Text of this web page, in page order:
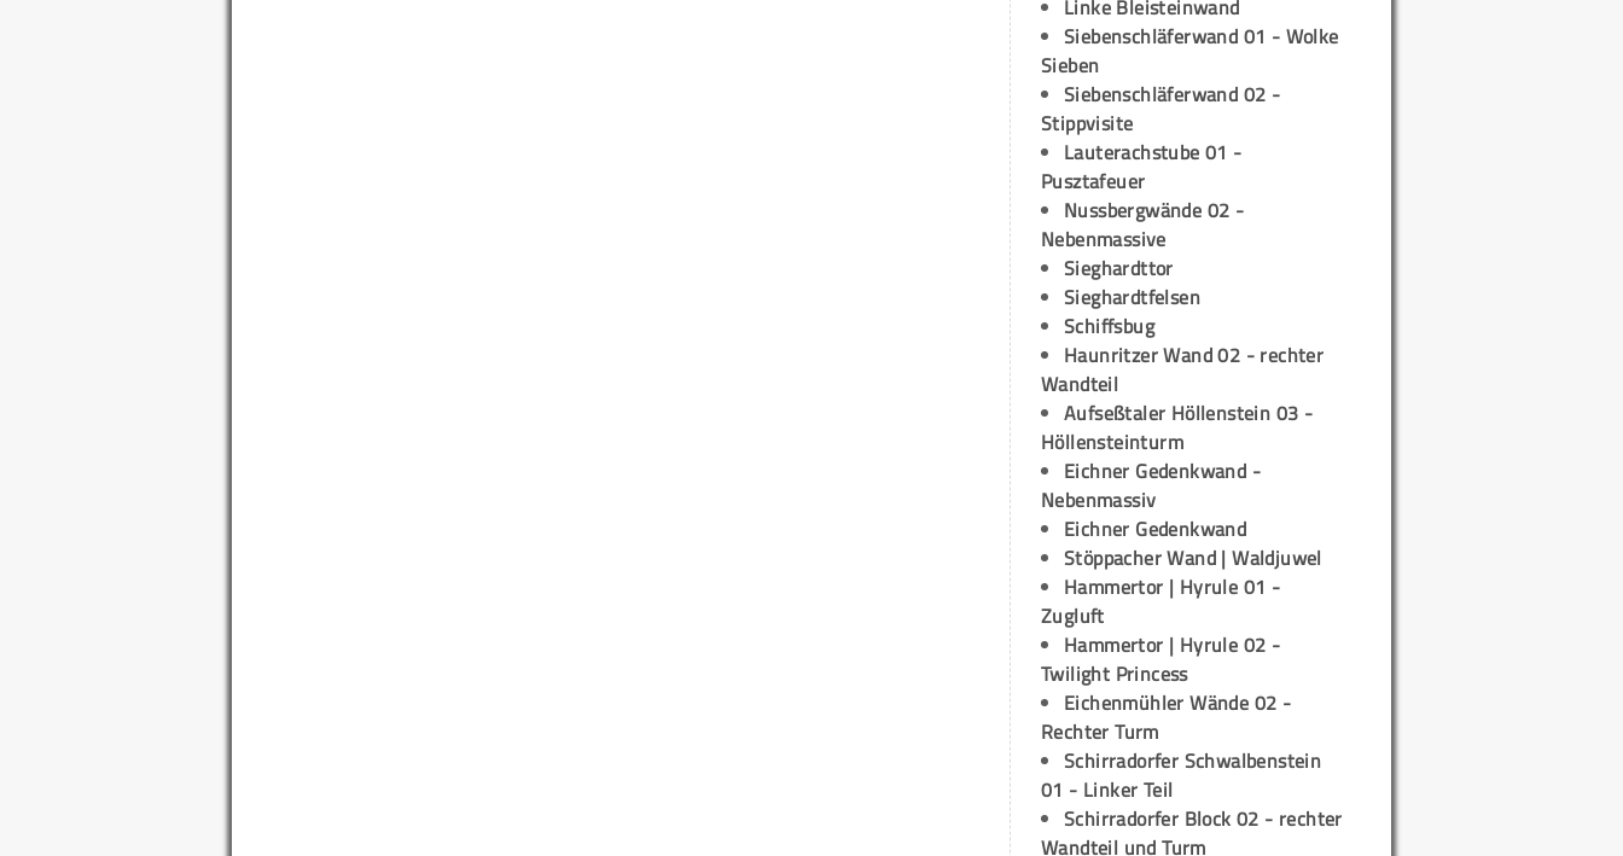
Linke Bleisteinwand
Siebenschläferwand 01 - Wolke
Sieben
Siebenschläferwand 02 -
Stippvisite
Lauterachstube 01 -
Pusztafeuer
Nussbergwände 02 -
Nebenmassive
Sieghardttor
Sieghardtfelsen
Schiffsbug
Haunritzer Wand 02 - rechter
Wandteil
Aufseßtaler Höllenstein 03 -
Höllensteinturm
Eichner Gedenkwand -
Nebenmassiv
Eichner Gedenkwand
Stöppacher Wand | Waldjuwel
Hammertor | Hyrule 01 -
Zugluft
Hammertor | Hyrule 02 -
Twilight Princess
Eichenmühler Wände 02 -
Rechter Turm
Schirradorfer Schwalbenstein
01 - Linker Teil
Schirradorfer Block 02 - rechter
Wandteil und Turm